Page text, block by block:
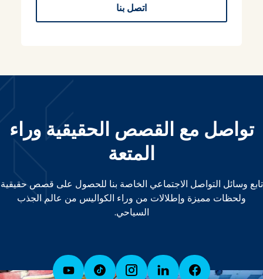
اتصل بنا
تواصل مع القصص الحقيقية وراء
المتعة
تابع وسائل التواصل الاجتماعي الخاصة بنا للحصول على قصص حقيقية
ولحظات مميزة وإطلالات من وراء الكواليس من عالم الجذب
السياحي.